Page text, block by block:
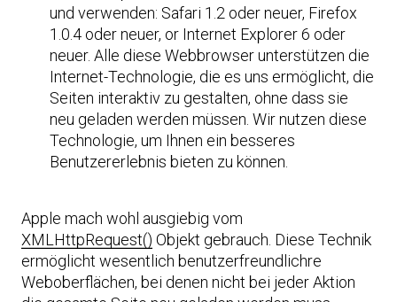
und verwenden: Safari 1.2 oder neuer, Firefox
1.0.4 oder neuer, or Internet Explorer 6 oder
neuer. Alle diese Webbrowser unterstützen die
Internet-Technologie, die es uns ermöglicht, die
Seiten interaktiv zu gestalten, ohne dass sie
neu geladen werden müssen. Wir nutzen diese
Technologie, um Ihnen ein besseres
Benutzererlebnis bieten zu können.
Apple mach wohl ausgiebig vom
XMLHttpRequest() Objekt gebrauch. Diese Technik
ermöglicht wesentlich benutzerfreundlichre
Weboberflächen, bei denen nicht bei jeder Aktion